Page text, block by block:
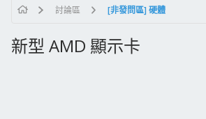
討論區 [非發問區] 硬體
新型 AMD 顯示卡